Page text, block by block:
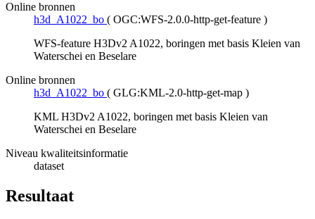
Online bronnen
h3d_A1022_bo ( OGC:WFS-2.0.0-http-get-feature )
WFS-feature H3Dv2 A1022, boringen met basis Kleien van
Waterschei en Beselare
Online bronnen
h3d_A1022_bo ( GLG:KML-2.0-http-get-map )
KML H3Dv2 A1022, boringen met basis Kleien van
Waterschei en Beselare
Niveau kwaliteitsinformatie
dataset
Resultaat